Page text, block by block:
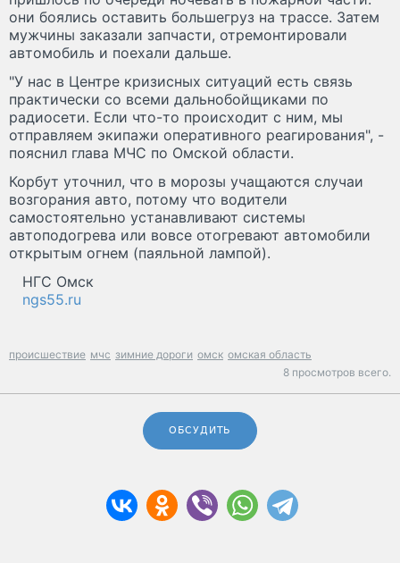
они боялись оставить большегруз на трассе. Затем
мужчины заказали запчасти, отремонтировали
автомобиль и поехали дальше.
"У нас в Центре кризисных ситуаций есть связь
практически со всеми дальнобойщиками по
радиосети. Если что-то происходит с ним, мы
отправляем экипажи оперативного реагирования", -
пояснил глава МЧС по Омской области.
Корбут уточнил, что в морозы учащаются случаи
возгорания авто, потому что водители
самостоятельно устанавливают системы
автоподогрева или вовсе отогревают автомобили
открытым огнем (паяльной лампой).
НГС Омск
ngs55.ru
происшествие мчс зимние дороги омск омская область
8 просмотров всего.
ОБСУДИТЬ